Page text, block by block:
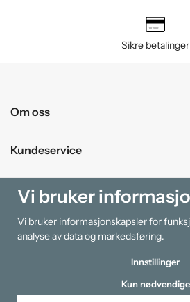
Sikre betalinger
Om oss
Kundeservice
Kjøpesenter
Information
Vi bruker
Vi bruker informasjonskapsler for
analyse av data og markedsføring.
Innstillinger
Kun nødvendige